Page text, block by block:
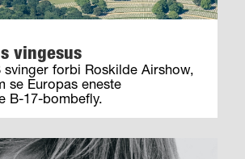
vingesus
svinger forbi Roskilde Airshow,
se Europas eneste
B-17-bombefly.